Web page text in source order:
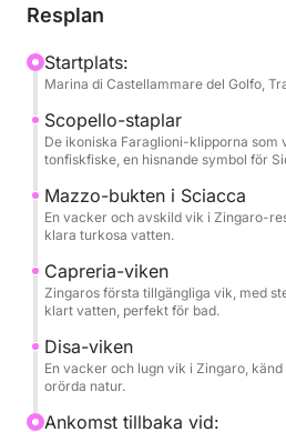
majestätiska Faraglioni di
Vi navigerar sedan längs den
Zingaro-reservatet och gör
vikar som Cala Mazzo di
Cala della Disa. Varje stopp
kristallklart vatten som är
dopp och uppfriskande
Under hela turen har du
ett trevligt ljudsystem ombord.
Det som verkligen skiljer
Resplan
Startplats:
Marina di Castellammare del Golfo,
Scopello-staplar
De ikoniska Faraglioni-klipporna som
tonfiskfiske, en hisnande symbol för
Mazzo-bukten i Sciacca
En vacker och avskild vik i Zingaro-
klara turkosa vatten.
Capreria-viken
Zingaros första tillgängliga vik, med
klart vatten, perfekt för bad.
Disa-viken
En vacker och lugn vik i Zingaro,
orörda natur.
Ankomst tillbaka vid: